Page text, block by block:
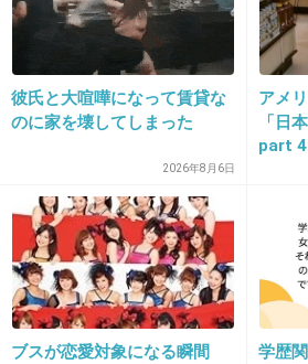
+1060
18. 匿名2015/05/14(木) 22:45:00
何か、すっごい綺麗事言って
この人は、どこまでいっても
「自分は悪くない」の人なん
+1266
彼氏と大喧嘩になって賃貸な
のに家を壊してしまった
2026年8月6日
アメ
「日
part 4
ブスが恋愛対象になる瞬間
学歴